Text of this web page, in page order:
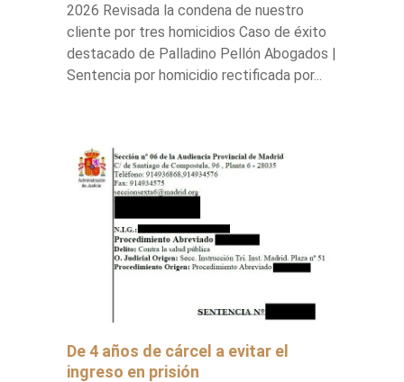
2026 Revisada la condena de nuestro
cliente por tres homicidios Caso de éxito
destacado de Palladino Pellón Abogados |
Sentencia por homicidio rectificada por...
De 4 años de cárcel a evitar el
ingreso en prisión